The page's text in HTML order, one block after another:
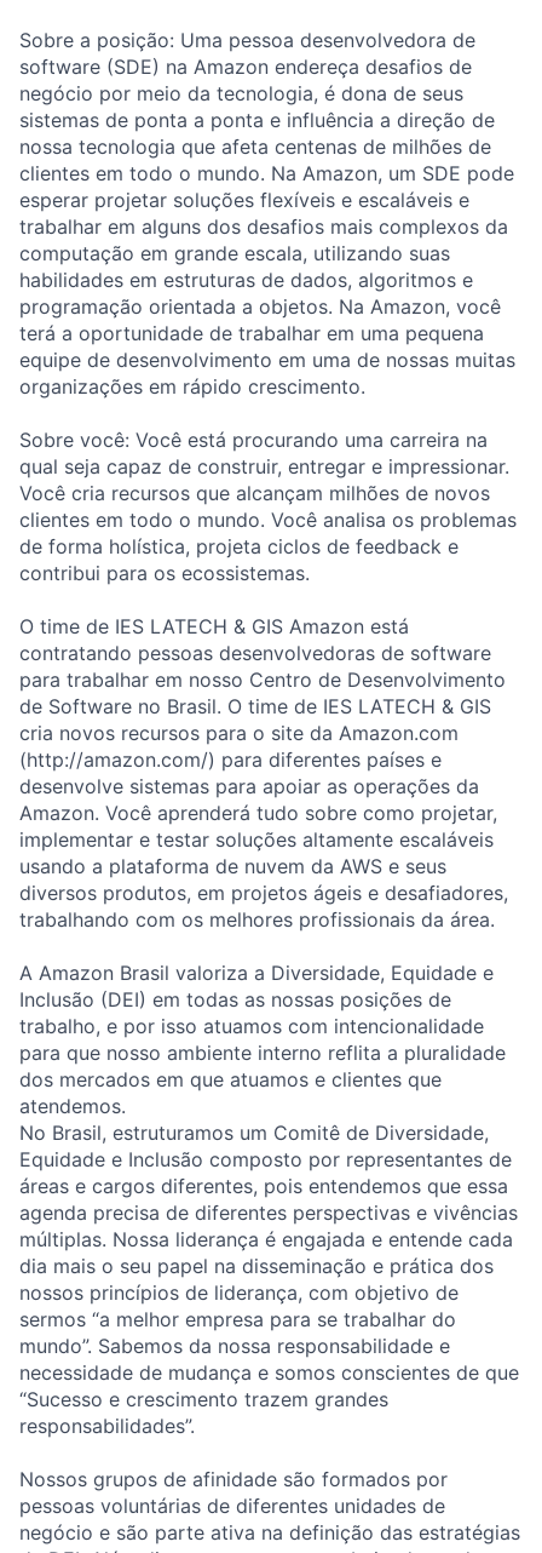
Sobre a posição: Uma pessoa desenvolvedora de
software (SDE) na Amazon endereça desafios de
negócio por meio da tecnologia, é dona de seus
sistemas de ponta a ponta e influência a direção de
nossa tecnologia que afeta centenas de milhões de
clientes em todo o mundo. Na Amazon, um SDE pode
esperar projetar soluções flexíveis e escaláveis e
trabalhar em alguns dos desafios mais complexos da
computação em grande escala, utilizando suas
habilidades em estruturas de dados, algoritmos e
programação orientada a objetos. Na Amazon, você
terá a oportunidade de trabalhar em uma pequena
equipe de desenvolvimento em uma de nossas muitas
organizações em rápido crescimento.
Sobre você: Você está procurando uma carreira na
qual seja capaz de construir, entregar e impressionar.
Você cria recursos que alcançam milhões de novos
clientes em todo o mundo. Você analisa os problemas
de forma holística, projeta ciclos de feedback e
contribui para os ecossistemas.
O time de IES LATECH & GIS Amazon está
contratando pessoas desenvolvedoras de software
para trabalhar em nosso Centro de Desenvolvimento
de Software no Brasil. O time de IES LATECH & GIS
cria novos recursos para o site da Amazon.com
(http://amazon.com/) para diferentes países e
desenvolve sistemas para apoiar as operações da
Amazon. Você aprenderá tudo sobre como projetar,
implementar e testar soluções altamente escaláveis
usando a plataforma de nuvem da AWS e seus
diversos produtos, em projetos ágeis e desafiadores,
trabalhando com os melhores profissionais da área.
A Amazon Brasil valoriza a Diversidade, Equidade e
Inclusão (DEI) em todas as nossas posições de
trabalho, e por isso atuamos com intencionalidade
para que nosso ambiente interno reflita a pluralidade
dos mercados em que atuamos e clientes que
atendemos.
No Brasil, estruturamos um Comitê de Diversidade,
Equidade e Inclusão composto por representantes de
áreas e cargos diferentes, pois entendemos que essa
agenda precisa de diferentes perspectivas e vivências
múltiplas. Nossa liderança é engajada e entende cada
dia mais o seu papel na disseminação e prática dos
nossos princípios de liderança, com objetivo de
sermos “a melhor empresa para se trabalhar do
mundo”. Sabemos da nossa responsabilidade e
necessidade de mudança e somos conscientes de que
“Sucesso e crescimento trazem grandes
responsabilidades”.
Nossos grupos de afinidade são formados por
pessoas voluntárias de diferentes unidades de
negócio e são parte ativa na definição das estratégias